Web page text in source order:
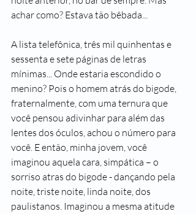
achar como? Estava tão bêbada...
A lista telefônica, três mil quinhentas e
sessenta e sete páginas de letras
mínimas... Onde estaria escondido o
menino? Pois o homem atrás do bigode,
fraternalmente, com uma ternura que
você pensou adivinhar para além das
lentes dos óculos, achou o número para
você. E então, minha jovem, você
imaginou aquela cara, simpática – o
sorriso atras do bigode - dançando pela
noite, triste noite, linda noite, dos
paulistanos. Imaginou a mesma atitude